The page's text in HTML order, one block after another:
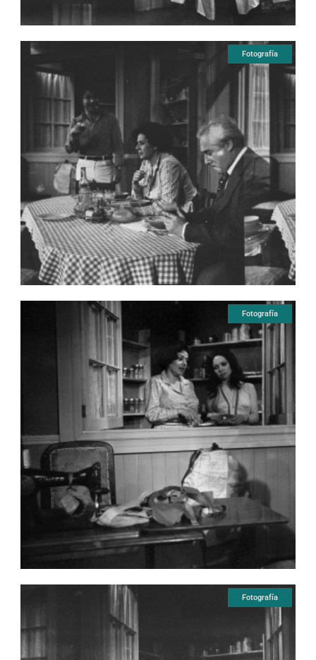
Fotografía
Fotografía
Fotografía